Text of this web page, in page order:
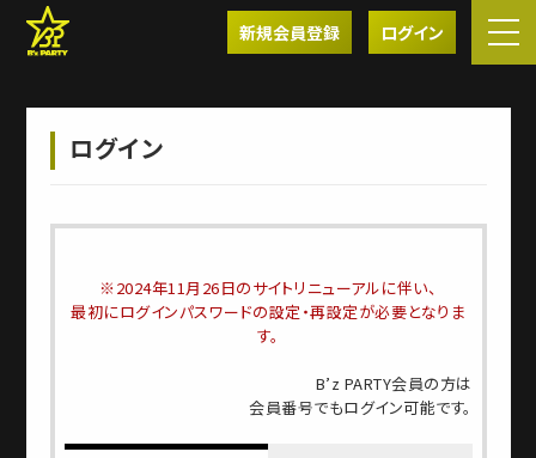
新規会員登録 ログイン
ログイン
※2024年11月26日のサイトリニューアルに伴い、
最初にログインパスワードの設定・再設定が必要となりま
す。
B’z PARTY会員の方は
会員番号でもログイン可能です。